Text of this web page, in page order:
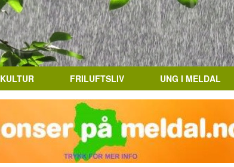
KULTUR FRILUFTSLIV UNG I MELDAL